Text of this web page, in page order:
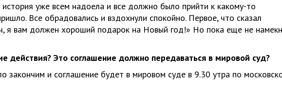
уже всем надоела и все должно было прийти к какому-то
Все обрадовались и вздохнули спокойно. Первое, что сказал
я вам должен хороший подарок на Новый год!» Но пока еще не
действия? Это соглашение должно передаваться в мировой суд?
закончим и соглашение будет в мировом суде в 9.30 утра по